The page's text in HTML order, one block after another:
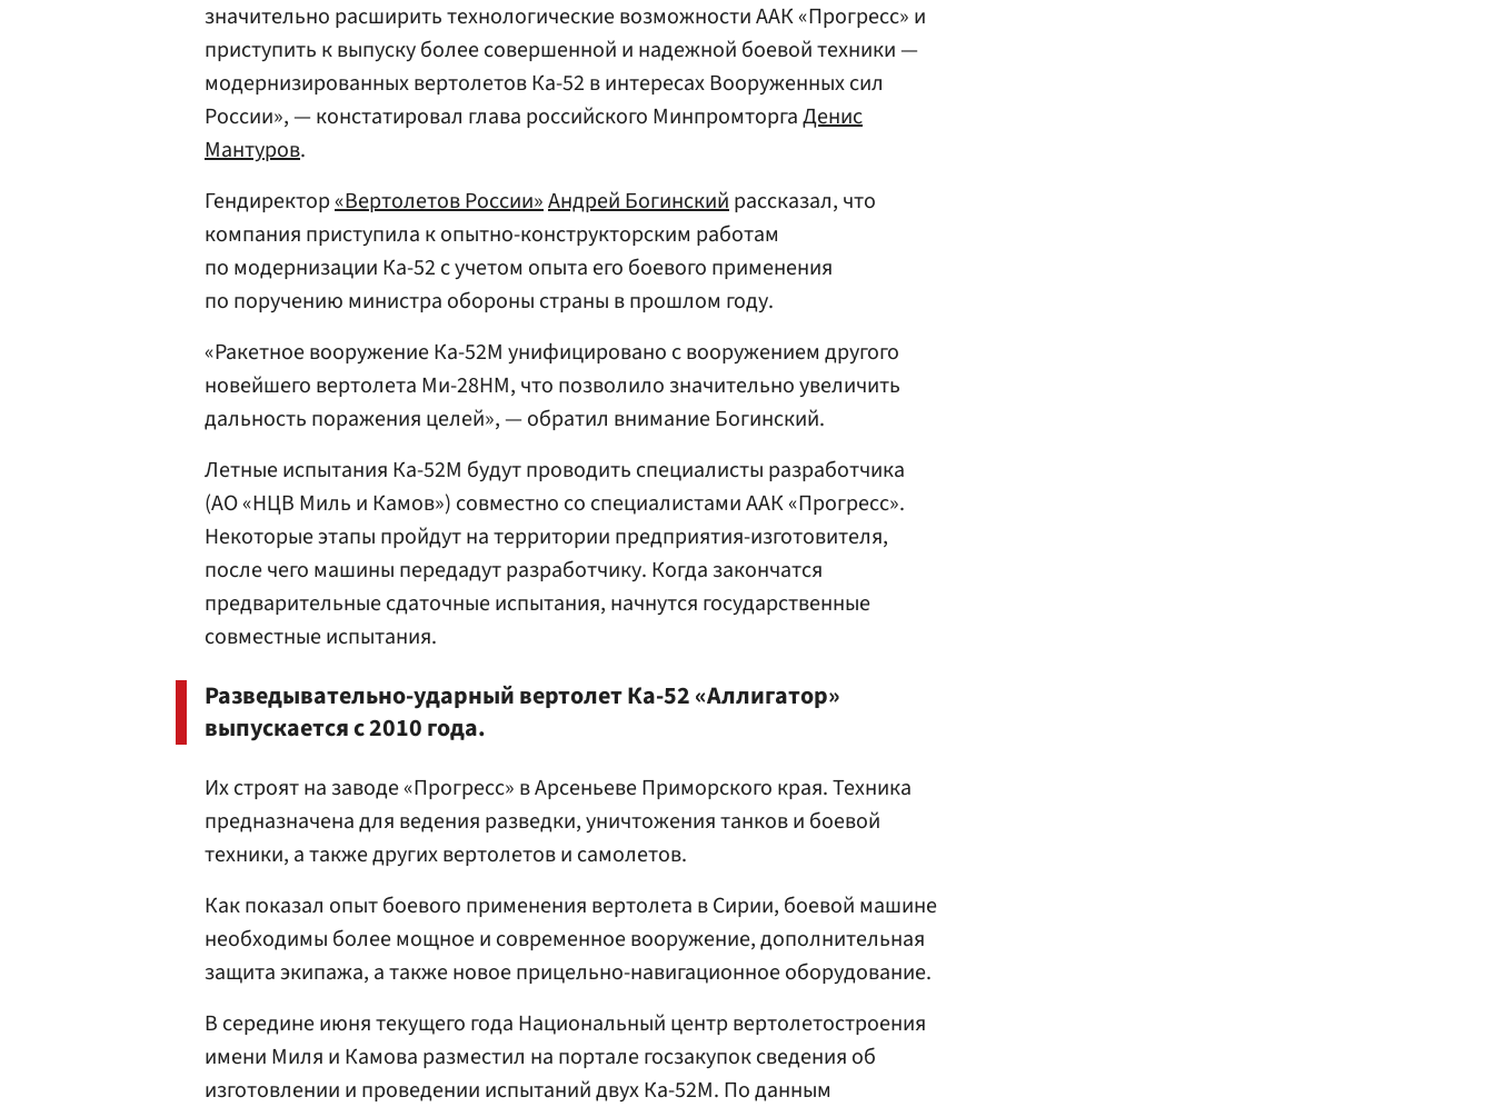
значительно расширить технологические возможности ААК «Прогресс» и
приступить к выпуску более совершенной и надежной боевой техники —
модернизированных вертолетов Ка-52 в интересах Вооруженных сил
России», — констатировал глава российского МинпромторгаДенис
Мантуров.
Гендиректор«Вертолетов России»Андрей Богинскийрассказал, что
компания приступила к опытно-конструкторским работам
по модернизации Ка-52 с учетом опыта его боевого применения
по поручению министра обороны страны в прошлом году.
«Ракетное вооружение Ка-52М унифицировано с вооружением другого
новейшего вертолета Ми-28НМ, что позволило значительно увеличить
дальность поражения целей», — обратил внимание Богинский.
Летные испытания Ка-52М будут проводить специалисты разработчика
(АО «НЦВ Миль и Камов») совместно со специалистами ААК «Прогресс».
Некоторые этапы пройдут на территории предприятия-изготовителя,
после чего машины передадут разработчику. Когда закончатся
предварительные сдаточные испытания, начнутся государственные
совместные испытания.
Разведывательно-ударный вертолет Ка-52 «Аллигатор»
выпускается с 2010 года.
Их строят на заводе «Прогресс» в Арсеньеве Приморского края. Техника
предназначена для ведения разведки, уничтожения танков и боевой
техники, а также других вертолетов и самолетов.
Как показал опыт боевого применения вертолета в Сирии, боевой машине
необходимы более мощное и современное вооружение, дополнительная
защита экипажа, а также новое прицельно-навигационное оборудование.
В середине июня текущего года Национальный центр вертолетостроения
имени Миля и Камова разместил на портале госзакупок сведения об
изготовлении и проведении испытаний двух Ка-52М. По данным